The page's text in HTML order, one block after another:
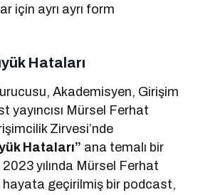
için ayrı ayrı form
Hataları
Akademisyen, Girişim
yayıncısı Mürsel Ferhat
Zirvesi’nde
Hataları” ana temalı bir
yılında Mürsel Ferhat
hayata geçirilmiş bir podcast,